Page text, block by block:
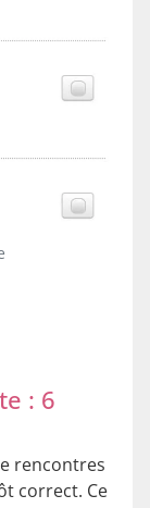
: 6
rencontres
correct. Ce